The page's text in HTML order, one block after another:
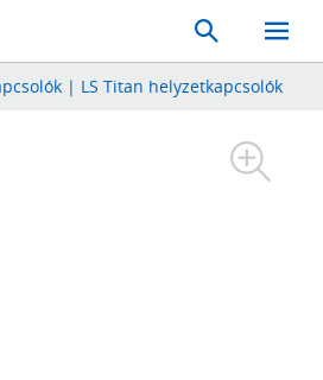
Search
Toggle
Mobile
Menu
| LS Titan helyzetkapcsolók